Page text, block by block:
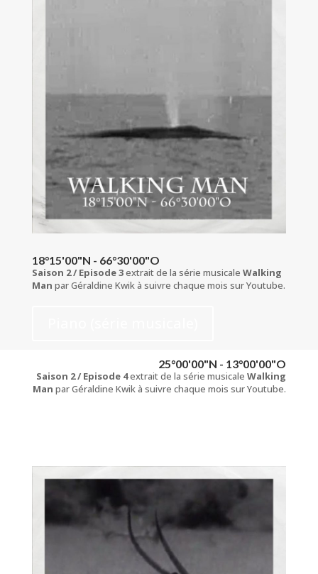
18°15'00"N - 66°30'00"O
Saison 2 / Episode 3extrait de la série musicale Walking
Man par Géraldine Kwik à suivre chaque mois sur Youtube.
25°00'00"N - 13°00'00"O
Saison 2 / Episode 4extrait de la série musicaleWalking
Man par Géraldine Kwik à suivre chaque mois sur Youtube.